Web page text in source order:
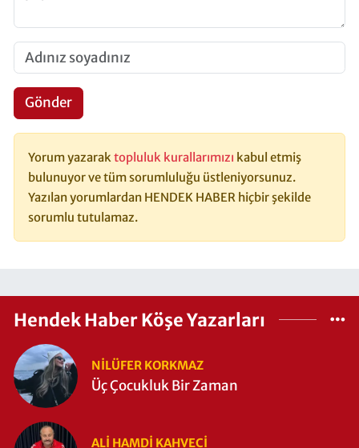
Gönder
Yorum yazarak topluluk kurallarımızı kabul etmiş
bulunuyor ve tüm sorumluluğu üstleniyorsunuz.
Yazılan yorumlardan HENDEK HABER hiçbir şekilde
sorumlu tutulamaz.
Hendek Haber Köşe Yazarları
NILÜFER KORKMAZ
Üç Çocukluk Bir Zaman
ALI HAMDI KAHVECİ